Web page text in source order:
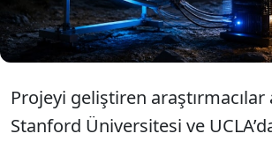
üretmeyi hedefliyor.
Projeyi geliştiren araştırmacılar
Stanford Üniversitesi ve